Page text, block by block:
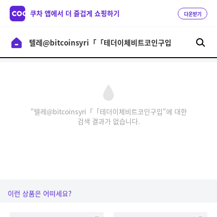
쿠차 앱에서 더 즐겁게 쇼핑하기 다운받기
"텔레@bitcoinsyri「「테더이체비트코인구입"에 대한
검색 결과가 없습니다.
이런 상품은 어떠세요?